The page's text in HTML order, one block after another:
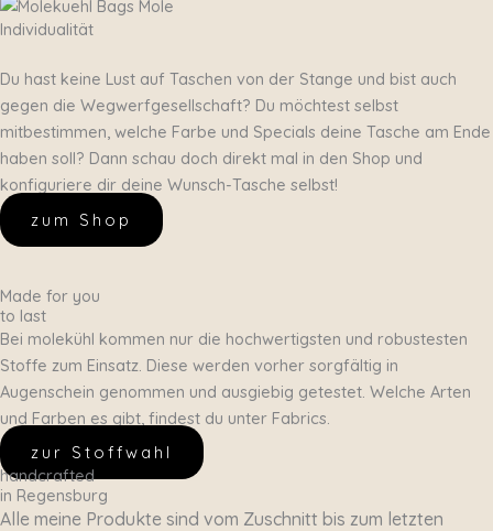
Individualität
Du hast keine Lust auf Taschen von der Stange und bist auch
gegen die Wegwerfgesellschaft? Du möchtest selbst
mitbestimmen, welche Farbe und Specials deine Tasche am Ende
haben soll? Dann schau doch direkt mal in den Shop und
konfiguriere dir deine Wunsch-Tasche selbst!
zum Shop
Made for you
to last
Bei molekühl kommen nur die hochwertigsten und robustesten
Stoffe zum Einsatz. Diese werden vorher sorgfältig in
Augenschein genommen und ausgiebig getestet. Welche Arten
und Farben es gibt, findest du unter Fabrics.
zur Stoffwahl
handcrafted
in Regensburg
Alle meine Produkte sind vom Zuschnitt bis zum letzten